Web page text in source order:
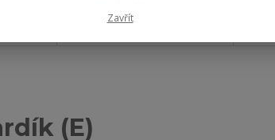
PŘEDOBJEDNÁVKY
(E)
Zavřít